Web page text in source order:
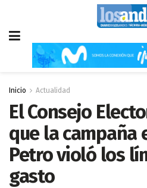
Inicio Actualidad
El Consejo
que la campaña
Petro violó los
gasto